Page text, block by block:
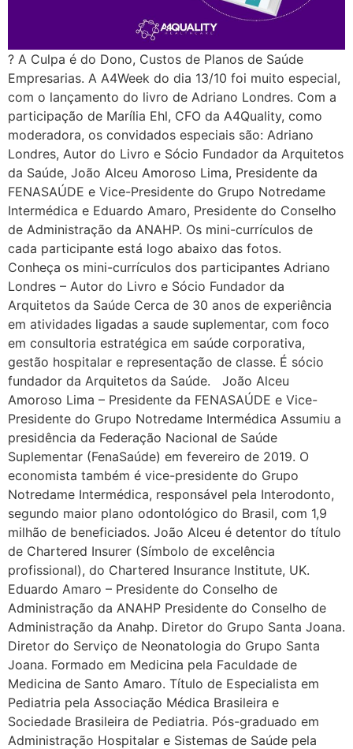
? A Culpa é do Dono, Custos de Planos de Saúde
Empresarias. A A4Week do dia 13/10 foi muito especial,
com o lançamento do livro de Adriano Londres. Com a
participação de Marília Ehl, CFO da A4Quality, como
moderadora, os convidados especiais são: Adriano
Londres, Autor do Livro e Sócio Fundador da Arquitetos
da Saúde, João Alceu Amoroso Lima, Presidente da
FENASAÚDE e Vice-Presidente do Grupo Notredame
Intermédica e Eduardo Amaro, Presidente do Conselho
de Administração da ANAHP. Os mini-currículos de
cada participante está logo abaixo das fotos.
Conheça os mini-currículos dos participantes Adriano
Londres – Autor do Livro e Sócio Fundador da
Arquitetos da Saúde Cerca de 30 anos de experiência
em atividades ligadas a saude suplementar, com foco
em consultoria estratégica em saúde corporativa,
gestão hospitalar e representação de classe. É sócio
fundador da Arquitetos da Saúde. João Alceu
Amoroso Lima – Presidente da FENASAÚDE e Vice-
Presidente do Grupo Notredame Intermédica Assumiu a
presidência da Federação Nacional de Saúde
Suplementar (FenaSaúde) em fevereiro de 2019. O
economista também é vice-presidente do Grupo
Notredame Intermédica, responsável pela Interodonto,
segundo maior plano odontológico do Brasil, com 1,9
milhão de beneficiados. João Alceu é detentor do título
de Chartered Insurer (Símbolo de excelência
profissional), do Chartered Insurance Institute, UK.
Eduardo Amaro – Presidente do Conselho de
Administração da ANAHP Presidente do Conselho de
Administração da Anahp. Diretor do Grupo Santa Joana.
Diretor do Serviço de Neonatologia do Grupo Santa
Joana. Formado em Medicina pela Faculdade de
Medicina de Santo Amaro. Título de Especialista em
Pediatria pela Associação Médica Brasileira e
Sociedade Brasileira de Pediatria. Pós-graduado em
Administração Hospitalar e Sistemas de Saúde pela